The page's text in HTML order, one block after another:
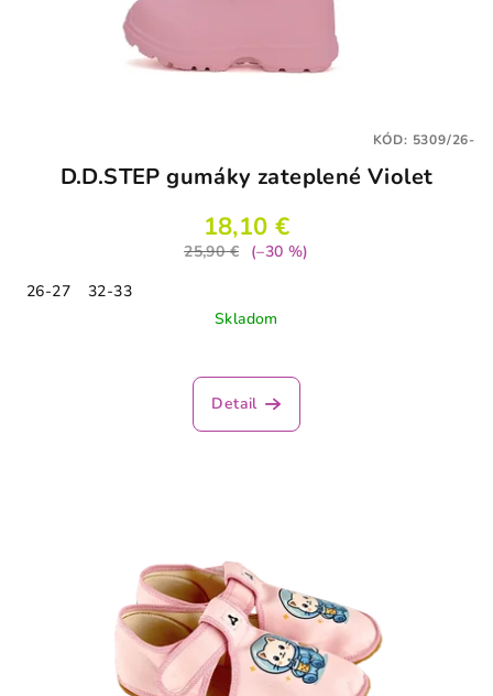
D.D.STEP gumáky zateplené Violet
18,10 €
25,90 €
(–30 %)
26-27
32-33
Skladom
Detail
KÓD: 5309/26-